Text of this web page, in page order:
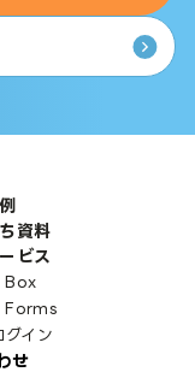
資料
ビス
Box
グイン
せ